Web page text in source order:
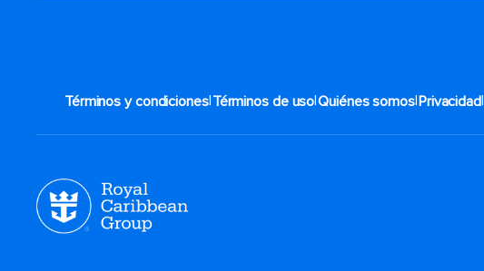
Términos y condiciones|Términos de uso|Quiénes somos|Privacidad|